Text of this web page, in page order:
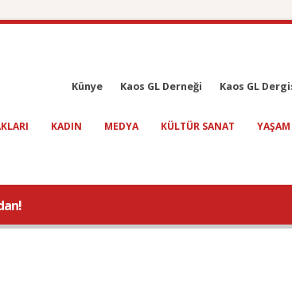
Künye Kaos GL Derneği Kaos GL
KADIN MEDYA KÜLTÜR SANAT YAŞAM